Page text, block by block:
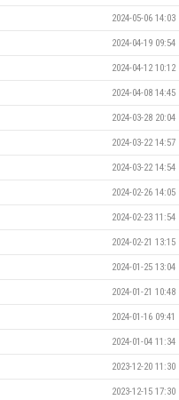
2024-05-06 14:03
2024-04-19 09:54
2024-04-12 10:12
2024-04-08 14:45
2024-03-28 20:04
2024-03-22 14:57
2024-03-22 14:54
2024-02-26 14:05
2024-02-23 11:54
2024-02-21 13:15
2024-01-25 13:04
2024-01-21 10:48
2024-01-16 09:41
2024-01-04 11:34
2023-12-20 11:30
2023-12-15 17:30